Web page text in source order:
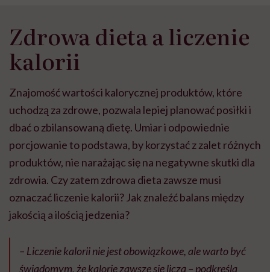
Zdrowa dieta a liczenie
kalorii
Znajomość wartości kalorycznej produktów, które
uchodzą za zdrowe, pozwala lepiej planować posiłki i
dbać o zbilansowaną dietę. Umiar i odpowiednie
porcjowanie to podstawa, by korzystać z zalet różnych
produktów, nie narażając się na negatywne skutki dla
zdrowia. Czy zatem zdrowa dieta zawsze musi
oznaczać liczenie kalorii? Jak znaleźć balans między
jakością a ilością jedzenia?
– Liczenie kalorii nie jest obowiązkowe, ale warto być
świadomym, że kalorie zawsze się liczą – podkreśla